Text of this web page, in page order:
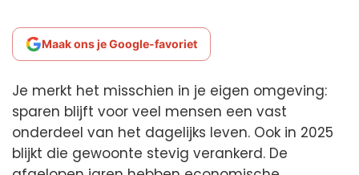
Maak ons je Google-favoriet
Je merkt het misschien in je eigen omgeving:
sparen blijft voor veel mensen een vast
onderdeel van het dagelijks leven. Ook in 2025
blijkt die gewoonte stevig verankerd. De